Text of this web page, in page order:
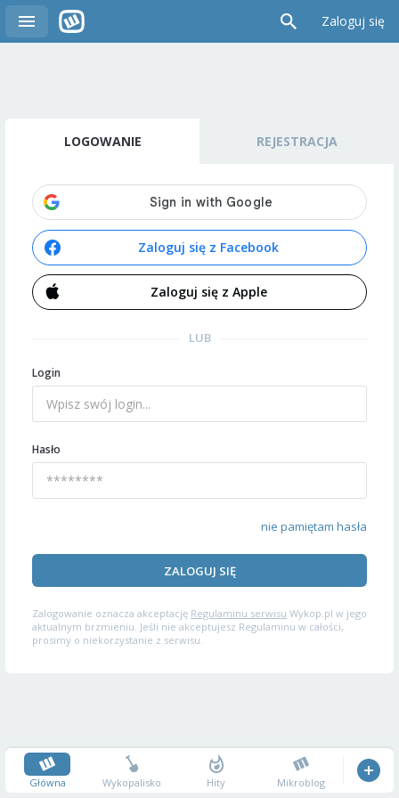
Zaloguj się
LOGOWANIE REJESTRACJA
Zaloguj się z Facebook
Zaloguj się z Apple
LUB
Login
Hasło
nie pamiętam hasła
ZALOGUJ SIĘ
Zalogowanie oznacza akceptację Regulaminu serwisu Wykop.pl w jego
aktualnym brzmieniu. Jeśli nie akceptujesz Regulaminu w całości,
prosimy o niekorzystanie z serwisu.
Główna Wykopalisko Hity Mikroblog